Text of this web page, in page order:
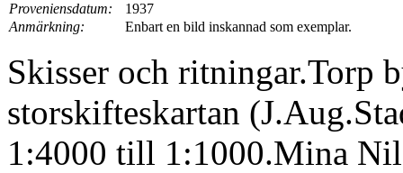
Proveniensdatum:
1937
Anmärkning:
Enbart en bild inskannad som exemplar.
Skisser och ritningar.Torp
storskifteskartan
1:4000 till 1:1000.Mina